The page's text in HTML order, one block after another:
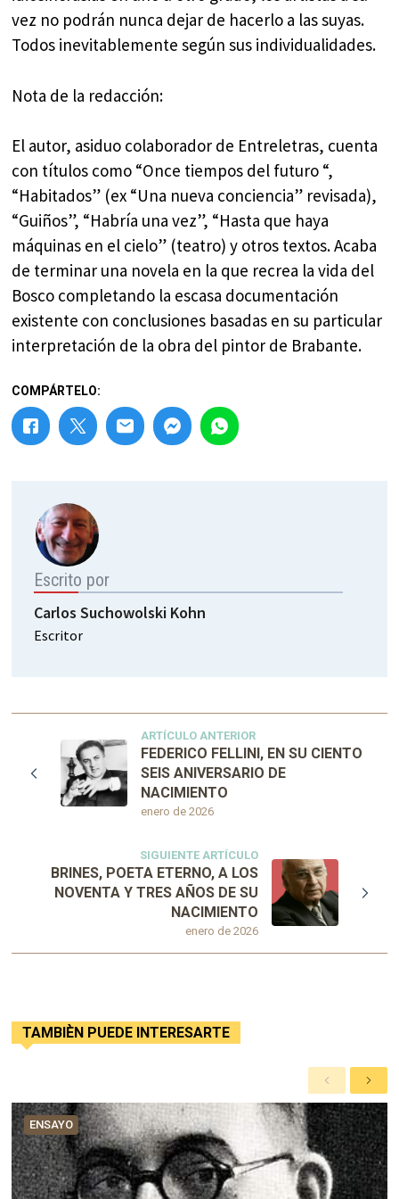
vez no podrán nunca dejar de hacerlo a las suyas.
Todos inevitablemente según sus individualidades.
Nota de la redacción:
El autor, asiduo colaborador de Entreletras, cuenta
con títulos como “Once tiempos del futuro “,
“Habitados” (ex “Una nueva conciencia” revisada),
“Guiños”, “Habría una vez”, “Hasta que haya
máquinas en el cielo” (teatro) y otros textos. Acaba
de terminar una novela en la que recrea la vida del
Bosco completando la escasa documentación
existente con conclusiones basadas en su particular
interpretación de la obra del pintor de Brabante.
COMPÁRTELO:
Escrito por
Carlos Suchowolski Kohn
Escritor
ARTÍCULO ANTERIOR
enero de 2026
FEDERICO FELLINI, EN SU CIENTO
SEIS ANIVERSARIO DE
NACIMIENTO
SIGUIENTE ARTÍCULO
enero de 2026
BRINES, POETA ETERNO, A LOS
NOVENTA Y TRES AÑOS DE SU
NACIMIENTO
TAMBIÈN PUEDE INTERESARTE
A
n
t
e
r
i
o
S
i
g
u
i
e
n
ENSAYO